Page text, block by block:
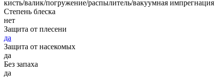
кисть/валик/погружение/распылитель/вакуумная импрегнация
Степень блеска
нет
Защита от плесени
да
Защита от насекомых
да
Без запаха
да